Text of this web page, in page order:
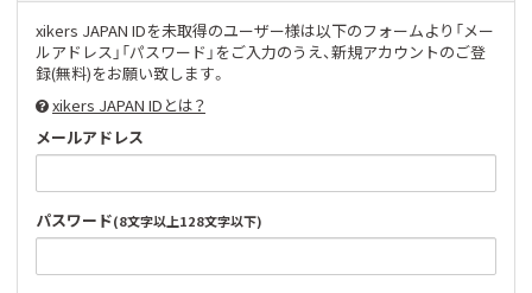
xikers JAPAN IDを未取得のユーザー様は以下のフォームより「メー
ルアドレス」「パスワード」をご入力のうえ、新規アカウントのご登
録(無料)をお願い致します。
xikers JAPAN IDとは？
メールアドレス
パスワード(8文字以上128文字以下)